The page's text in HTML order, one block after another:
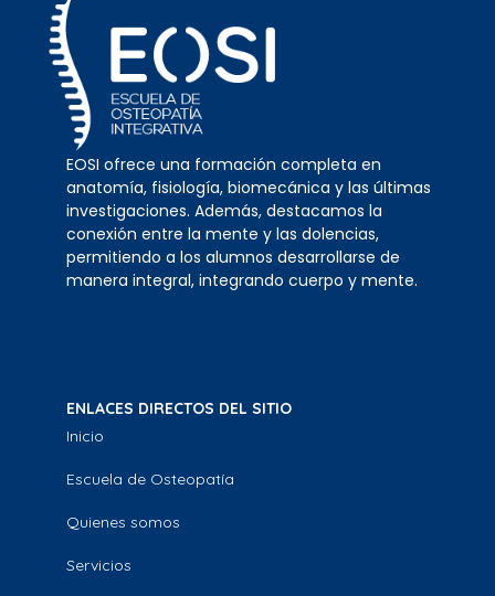
EOSI ofrece una formación completa en
anatomía, fisiología, biomecánica y las últimas
investigaciones. Además, destacamos la
conexión entre la mente y las dolencias,
permitiendo a los alumnos desarrollarse de
manera integral, integrando cuerpo y mente.
ENLACES DIRECTOS DEL SITIO
Inicio
Escuela de Osteopatía
Quienes somos
Servicios